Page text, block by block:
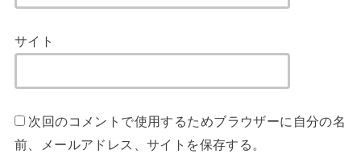
サイト
次回のコメントで使用するためブラウザーに自分の名
前、メールアドレス、サイトを保存する。